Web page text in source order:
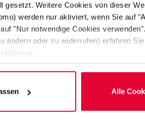
gesetzt. Weitere Cookies von dieser
werden nur aktiviert, wenn Sie auf
"Nur notwendige Cookies
ändern oder zu widerrufen) erfahren
Alle
In 2012/13, the fitness and
and visual make-over.
and pool modifications
operation.